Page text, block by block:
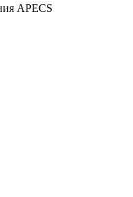
APECS